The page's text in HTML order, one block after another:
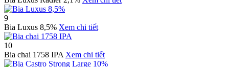
9
Bia Luxus 8,5% Xem chi tiết
10
Bia chai 1758 IPA Xem chi tiết